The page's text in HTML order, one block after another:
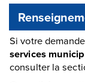
Si votre
services
consulter la